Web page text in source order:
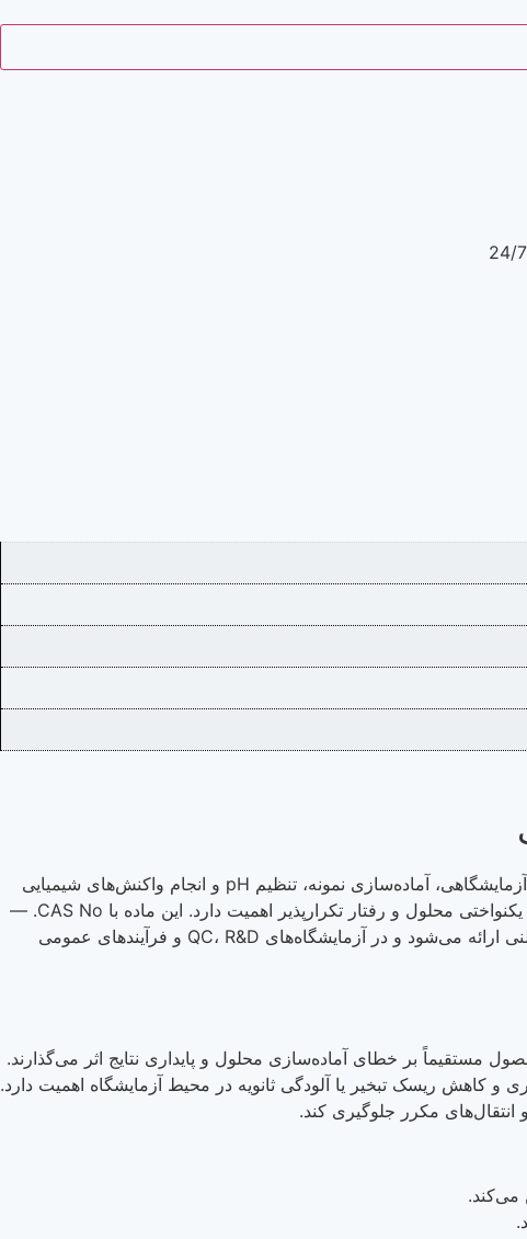
اسید کلریدریک 37% یا Hydrochloric Acid یک محلول آبی از گاز هیدروژن کلرید است که به‌عنوان یک اسید معدنی قوی در کارهای آزمایشگاهی، آماده‌سازی نمونه، تنظیم pH و انجام واکنش‌های شیمیایی
کنترل‌شده به‌کار می‌رود. این محصول با گرید analysis و خلوص 36.8% عرضه می‌شود و برای کاربردهایی مناسب است که در آن‌ها یکنواختی محلول و رفتار تکرارپذیر اهمیت دارد. این ماده با CAS No. —
در بسته‌بندی‌های 1 لیتری پلی‌اتیلنی، 1 لیتری شیشه، 2.5 لیتری شیشه‌ای، 2.5 لیتری پلی‌اتیلنی، 10 لیتری پلی‌اتیلنی و 20 لیتری پلی‌اتیلنی ارائه می‌شود و در آزمایشگاه‌های QC، R&D و فرآیندهای عمومی
مستقیماً بر خطای آماده‌سازی محلول و پایداری نتایج اثر می‌گذارند.
کاهش ریسک تبخیر یا آلودگی ثانویه در محیط آزمایشگاه اهمیت دارد.